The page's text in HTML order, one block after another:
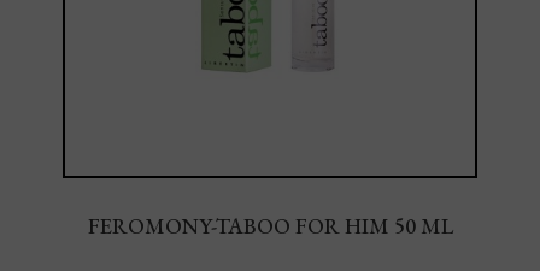
FEROMONY-TABOO FOR HIM 50 ML